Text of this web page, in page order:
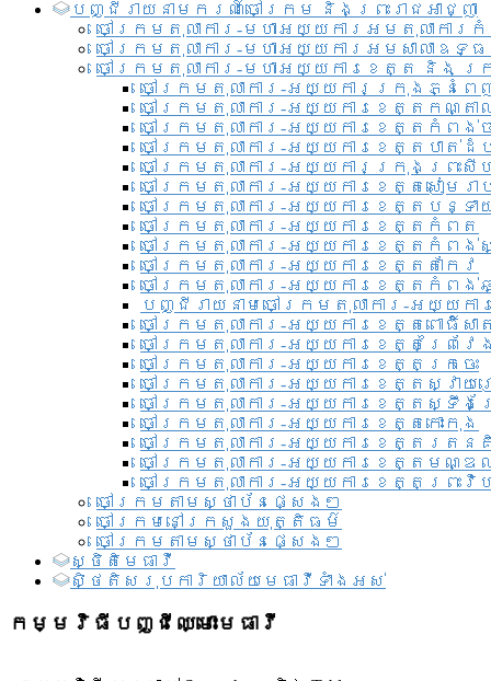
បញ្ជី​រាយ​នាមករណ៍​ចៅក្រម និងព្រះរាជអាជ្ញា
ចៅក្រមតុលាការ-មហាអយ្យការអមតុលាការ
ចៅក្រមតុលាការ-មហាអយ្យការអមសាលាឧទ្
ចៅក្រមតុលាការ-មហាអយ្យការខេត្ត និង ក្
ចៅក្រមតុលាការ-អយ្យការក្រុងភ្នំពេ
ចៅក្រមតុលាការ-អយ្យការខេត្តកណ្តា
ចៅក្រមតុលាការ-អយ្យការខេត្តកំពង់ច
ចៅក្រមតុលាការ-អយ្យការខេត្តបាត់ដំ
ចៅក្រមតុលាការ-អយ្យការ​ក្រុងព្រះសី
ចៅក្រមតុលាការ-អយ្យការខេត្តសៀមរា
ចៅក្រមតុលាការ-អយ្យការខេត្តបន្ទា
ចៅក្រមតុលាការ-អយ្យការខេត្តកំពត
ចៅក្រមតុលាការ-អយ្យការខេត្តកំពង់
ចៅក្រមតុលាការ-អយ្យការខេត្តតាកែវ
ចៅក្រមតុលាការ-អយ្យការខេត្តកំពង់
បញ្ជីរាយនាមចៅក្រមតុលាការ-អយ្យក
ចៅក្រមតុលាការ-អយ្យការខេត្តពោធិ៍សា
ចៅក្រមតុលាការ-អយ្យការខេត្តព្រៃវែ
ចៅក្រមតុលាការ-អយ្យការខេត្តក្រចេះ
ចៅក្រមតុលាការ-អយ្យការខេត្តស្វាយ
ចៅក្រមតុលាការ-អយ្យការខេត្តស្ទឹង
ចៅក្រមតុលាការ-អយ្យការខេត្តកោះកុង
ចៅក្រមតុលាការ-អយ្យការខេត្តរតន
ចៅក្រមតុលាការ-អយ្យការខេត្តមណ្
ចៅក្រមតុលាការ-អយ្យការខេត្តព្រះវិហ
ចៅក្រមតាមស្ថាប័នផ្សេងៗ
ចៅក្រមនៅក្រសួងយុត្តិធម៌
ចៅក្រមតាមស្ថាប័នផ្សេងៗ
ស្ថិតិមេធាវី
សិ្ថតិសរុបការិយាល័យមេធាវីទាំងអស់​
កម្មវិធីបញ្ជីឈ្មោះមេធាវី